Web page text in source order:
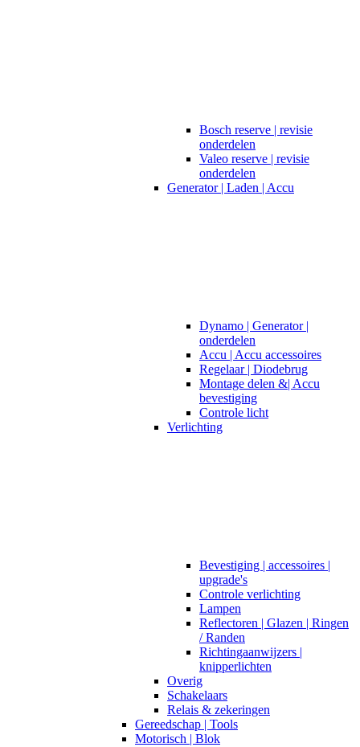
Bosch reserve | revisie
onderdelen
Valeo reserve | revisie
onderdelen
Generator | Laden | Accu
Dynamo | Generator |
onderdelen
Accu | Accu accessoires
Regelaar | Diodebrug
Montage delen &| Accu
bevestiging
Controle licht
Verlichting
Bevestiging | accessoires |
upgrade's
Controle verlichting
Lampen
Reflectoren | Glazen | Ringen
/ Randen
Richtingaanwijzers |
knipperlichten
Overig
Schakelaars
Relais & zekeringen
Gereedschap | Tools
Motorisch | Blok